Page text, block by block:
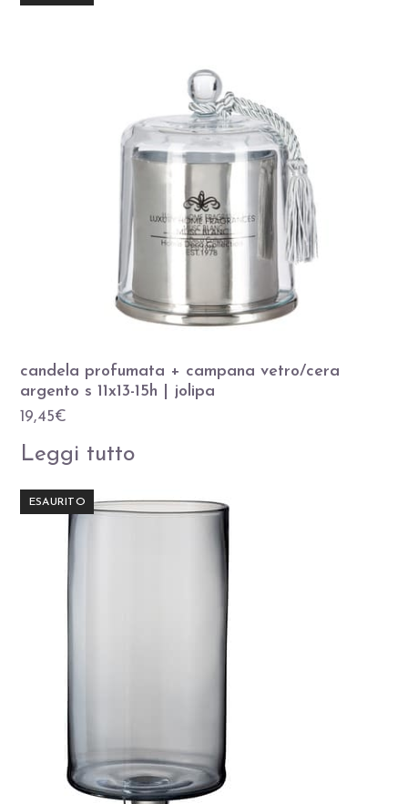
candela profumata + campana vetro/cera
argento s 11x13-15h | jolipa
19,45€
Leggi tutto
ESAURITO